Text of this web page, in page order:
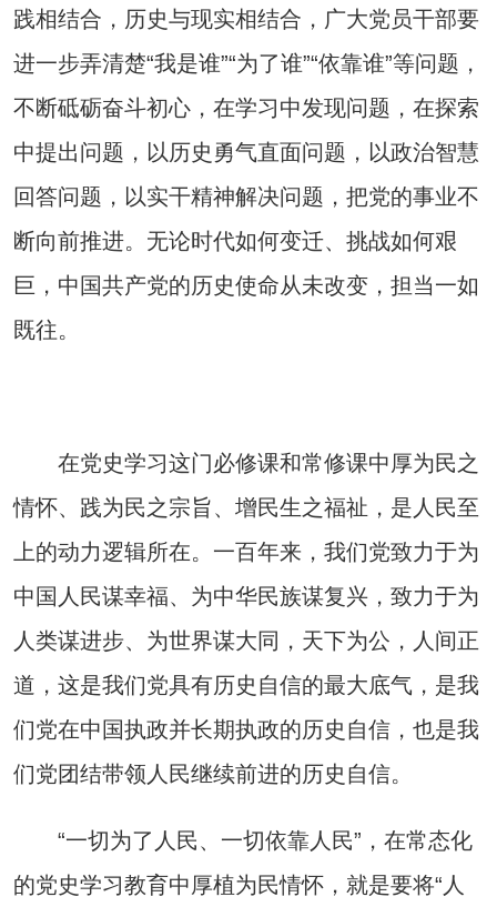
践相结合，历史与现实相结合，广大党员干部要
进一步弄清楚“我是谁”“为了谁”“依靠谁”等问题，
不断砥砺奋斗初心，在学习中发现问题，在探索
中提出问题，以历史勇气直面问题，以政治智慧
回答问题，以实干精神解决问题，把党的事业不
断向前推进。无论时代如何变迁、挑战如何艰
巨，中国共产党的历史使命从未改变，担当一如
既往。
在党史学习这门必修课和常修课中厚为民之
情怀、践为民之宗旨、增民生之福祉，是人民至
上的动力逻辑所在。一百年来，我们党致力于为
中国人民谋幸福、为中华民族谋复兴，致力于为
人类谋进步、为世界谋大同，天下为公，人间正
道，这是我们党具有历史自信的最大底气，是我
们党在中国执政并长期执政的历史自信，也是我
们党团结带领人民继续前进的历史自信。
“一切为了人民、一切依靠人民”，在常态化
的党史学习教育中厚植为民情怀，就是要将“人